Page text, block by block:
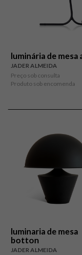
luminária de mesa
JADER ALMEIDA
Preço sob consulta
Produto sob encomenda
luminaria de mesa
botton
JADER ALMEIDA